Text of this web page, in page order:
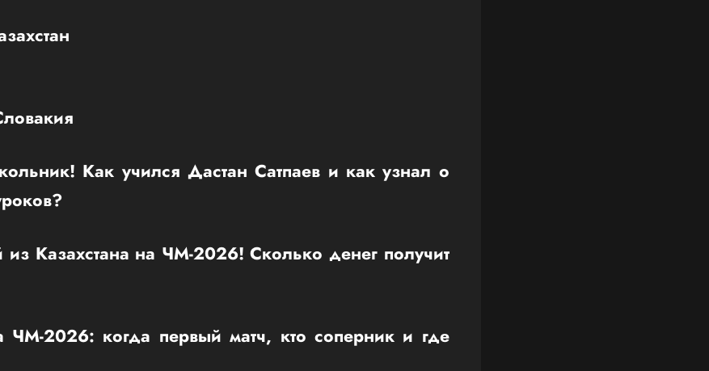
Как учился Дастан Сатпаев и как узнал о
из Казахстана на ЧМ-2026! Сколько денег получит
ЧМ-2026: когда первый матч, кто соперник и где